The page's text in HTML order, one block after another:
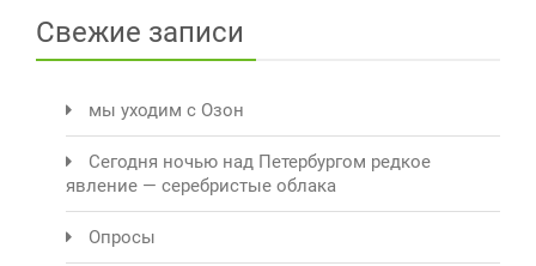
Свежие записи
мы уходим с Озон
Сегодня ночью над Петербургом редкое
явление — серебристые облака
Опросы